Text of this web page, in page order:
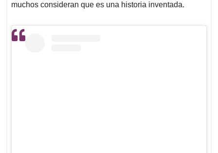
muchos consideran que es una historia inventada.